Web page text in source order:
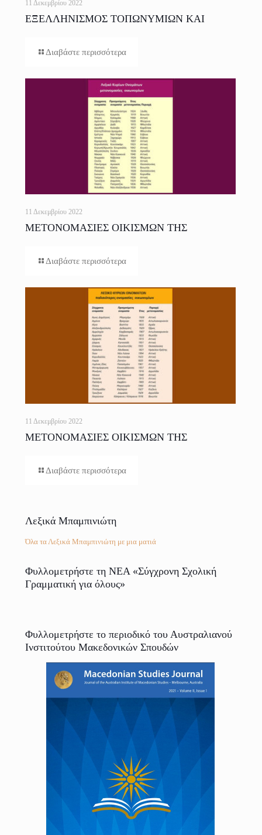
11 Δεκεμβρίου 2022
ΕΞΕΛΛΗΝΙΣΜΟΣ ΤΟΠΩΝΥΜΙΩΝ ΚΑΙ
Διαβάστε περισσότερα
11 Δεκεμβρίου 2022
ΜΕΤΟΝΟΜΑΣΙΕΣ ΟΙΚΙΣΜΩΝ ΤΗΣ
Διαβάστε περισσότερα
11 Δεκεμβρίου 2022
ΜΕΤΟΝΟΜΑΣΙΕΣ ΟΙΚΙΣΜΩΝ ΤΗΣ
Διαβάστε περισσότερα
Λεξικά Μπαμπινιώτη
Όλα τα Λεξικά Μπαμπινιώτη με μια ματιά
Φυλλομετρήστε τη ΝΕΑ «Σύγχρονη Σχολική
Γραμματική για όλους»
Φυλλομετρήστε το περιοδικό του Αυστραλιανού
Ινστιτούτου Μακεδονικών Σπουδών